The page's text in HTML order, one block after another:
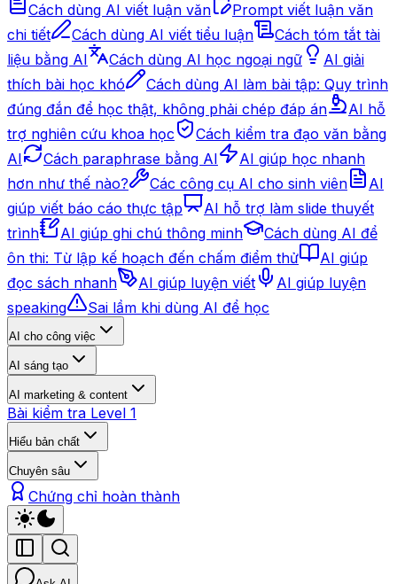
Cách dùng AI viết luận văn
Prompt viết luận văn
chi tiết
Cách dùng AI viết tiểu luận
Cách tóm tắt tài
liệu bằng AI
Cách dùng AI học ngoại ngữ
AI giải
thích bài học khó
Cách dùng AI làm bài tập: Quy trình
đúng đắn để học thật, không phải chép đáp án
AI hỗ
trợ nghiên cứu khoa học
Cách kiểm tra đạo văn bằng
AI
Cách paraphrase bằng AI
AI giúp học nhanh
hơn như thế nào?
Các công cụ AI cho sinh viên
AI
giúp viết báo cáo thực tập
AI hỗ trợ làm slide thuyết
trình
AI giúp ghi chú thông minh
Cách dùng AI để
ôn thi: Từ lập kế hoạch đến chấm điểm thử
AI giúp
đọc sách nhanh
AI giúp luyện viết
AI giúp luyện
speaking
Sai lầm khi dùng AI để học
AI cho công việc
AI sáng tạo
AI marketing & content
Bài kiểm tra Level 1
Hiểu bản chất
Chuyên sâu
Chứng chỉ hoàn thành